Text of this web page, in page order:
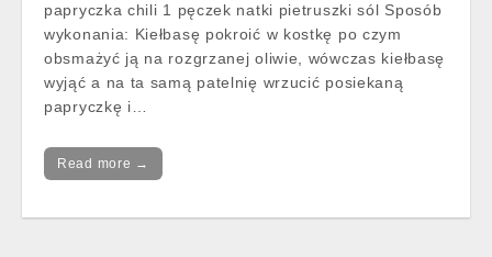
papryczka chili 1 pęczek natki pietruszki sól Sposób
wykonania: Kiełbasę pokroić w kostkę po czym
obsmażyć ją na rozgrzanej oliwie, wówczas kiełbasę
wyjąć a na ta samą patelnię wrzucić posiekaną
papryczkę i…
Read more →